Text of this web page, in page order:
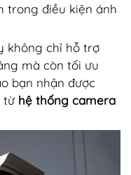
trong điều kiện ánh
không chỉ hỗ trợ
mà còn tối ưu
bạn nhận được
từ hệ thống camera